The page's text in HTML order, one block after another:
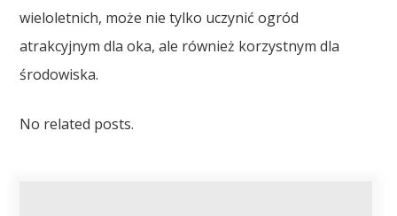
wieloletnich, może nie tylko uczynić ogród
atrakcyjnym dla oka, ale również korzystnym dla
środowiska.
No related posts.